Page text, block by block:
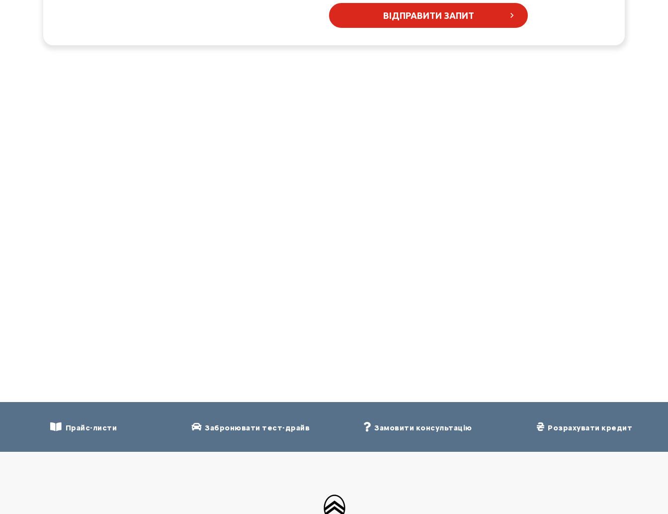
Прайс-листи Забронювати тест-драйв Замовити консультацію Розрахувати кредит